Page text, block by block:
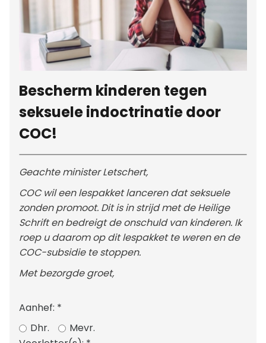
Bescherm kinderen tegen
seksuele indoctrinatie door
COC!
Geachte minister Letschert,
COC wil een lespakket lanceren dat seksuele
zonden promoot. Dit is in strijd met de Heilige
Schrift en bedreigt de onschuld van kinderen. Ik
roep u daarom op dit lespakket te weren en de
COC-subsidie te stoppen.
Met bezorgde groet,
Aanhef: *
Dhr.
Mevr.